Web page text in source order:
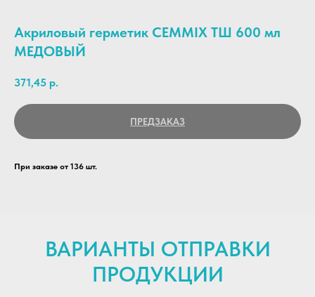
Акриловый герметик CEMMIX ТШ 600 мл
МЕДОВЫЙ
371,45 р.
ПРЕДЗАКАЗ
При заказе от 136 шт.
ВАРИАНТЫ ОТПРАВКИ
ПРОДУКЦИИ